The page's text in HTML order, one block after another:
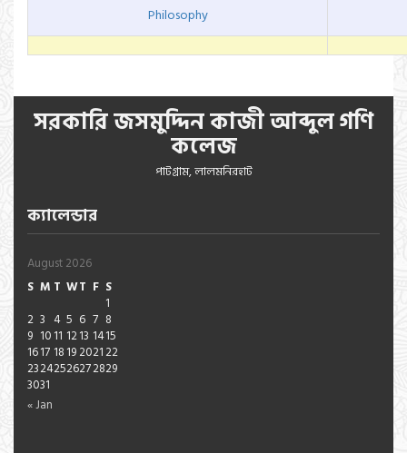
Philosophy
সরকারি জসমুদ্দিন কাজী আব্দুল গণি
কলেজ
পাটগ্রাম, লালমনিরহাট
ক্যালেন্ডার
August 2026
S M T WT F S
1
2 3 4 5 6 7 8
9 1011 1213 1415
1617 1819202122
23242526272829
3031
« Jan